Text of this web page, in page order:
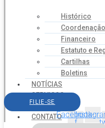
Histórico
Coordenação
Financeiro
Estatuto e
Cartilhas
Boletins
NOTÍCIAS
SERVIÇOS
AGENDA
CONTATO
FILIE-SE
Facebook-
f